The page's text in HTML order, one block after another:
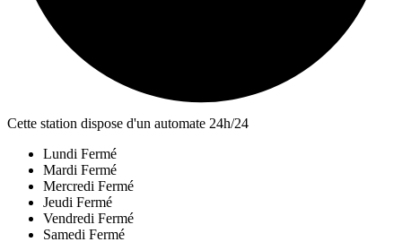
Cette station dispose d'un automate 24h/24
Lundi Fermé
Mardi Fermé
Mercredi Fermé
Jeudi Fermé
Vendredi Fermé
Samedi Fermé